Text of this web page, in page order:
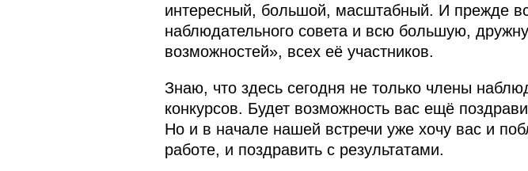
интересный, большой, масштабный. И прежде
наблюдательного совета и всю большую,
возможностей», всех её участников.
Знаю, что здесь сегодня не только члены
конкурсов. Будет возможность вас ещё
Но и в начале нашей встречи уже хочу вас и
работе, и поздравить с результатами.